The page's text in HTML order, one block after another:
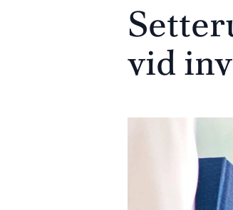
vid